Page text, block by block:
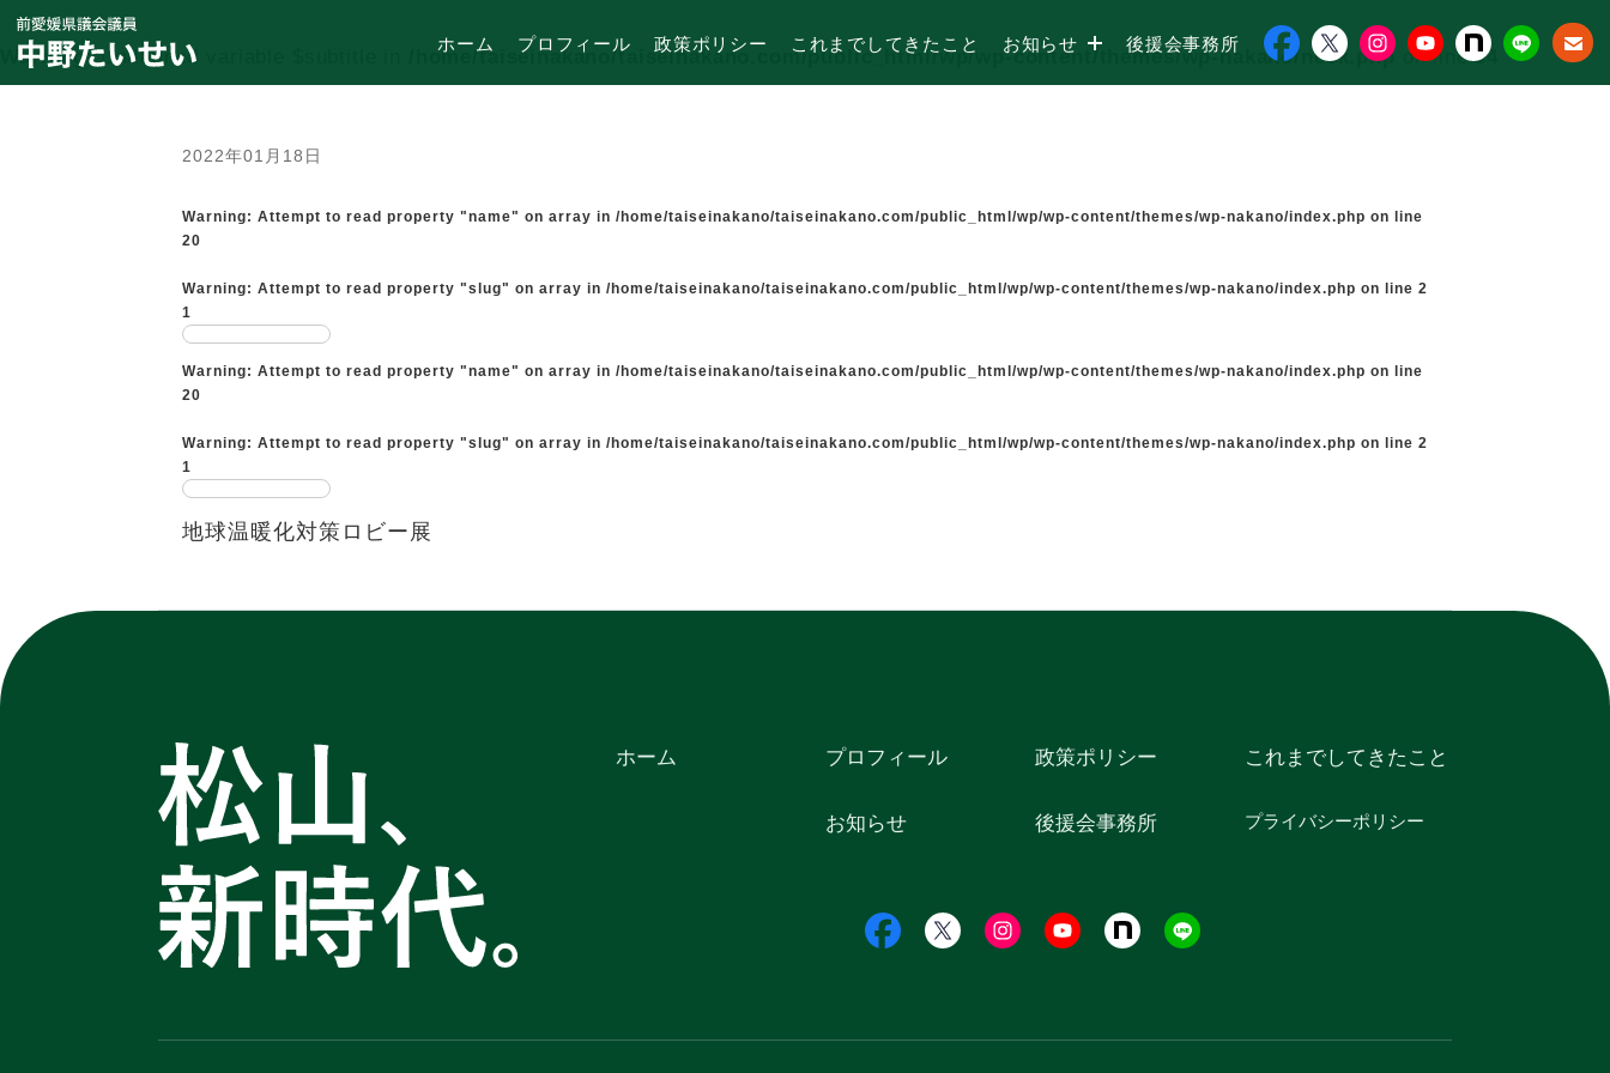
ホーム プロフィール 政策ポリシー これまでしてきたこと お知らせ 後援会事務所
Warning: Undefined variable $subtitle in /home/taiseinakano/taiseinakano.com/public_html/wp/wp-content/themes/wp-nakano/neck.phpon line34
2022年01月18日
Warning: Attempt to read property "name" on array in /home/taiseinakano/taiseinakano.com/public_html/wp/wp-content/themes/wp-nakano/index.php on line
20
Warning: Attempt to read property "slug" on array in /home/taiseinakano/taiseinakano.com/public_html/wp/wp-content/themes/wp-nakano/index.php on line 2
1
Warning: Attempt to read property "name" on array in /home/taiseinakano/taiseinakano.com/public_html/wp/wp-content/themes/wp-nakano/index.php on line
20
Warning: Attempt to read property "slug" on array in /home/taiseinakano/taiseinakano.com/public_html/wp/wp-content/themes/wp-nakano/index.php on line 2
1
地球温暖化対策ロビー展
ホーム プロフィール 政策ポリシー これまでしてきたこと
お知らせ 後援会事務所 プライバシーポリシー